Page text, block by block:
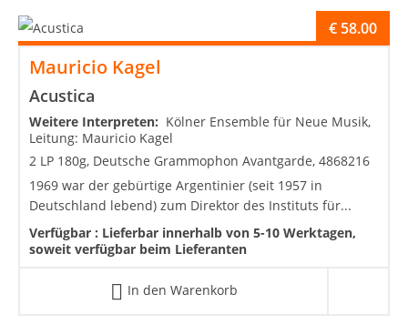
Mauricio Kagel
Acustica
€ 58.00
Weitere Interpreten: Kölner Ensemble für Neue Musik,
Leitung: Mauricio Kagel
2 LP 180g, Deutsche Grammophon Avantgarde, 4868216
1969 war der gebürtige Argentinier (seit 1957 in
Deutschland lebend) zum Direktor des Instituts für...
Verfügbar : Lieferbar innerhalb von 5-10 Werktagen,
soweit verfügbar beim Lieferanten
In den Warenkorb